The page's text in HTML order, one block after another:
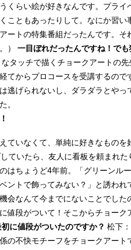
くらい絵が好きなんです。プライ
こともあったりして。なにか習い
ートの特集番組だったんです。そ
） 一目ぼれだったんですね！でも
タッチで描くチョークアートの先
てからプロコースを受講するので
逃げられないし、ダラダラとやっ
。
ていなくて、単純に好きなものを
ていたら、友人に看板を頼まれた
はちょうど4年前。「グリーンル
ントで飾ってみない？」と誘われ
会なんて今までにないことでした
値段がついて！そこからチョーク
に値段がついたのですか？ 松下
の不快モチーフをチョークアート